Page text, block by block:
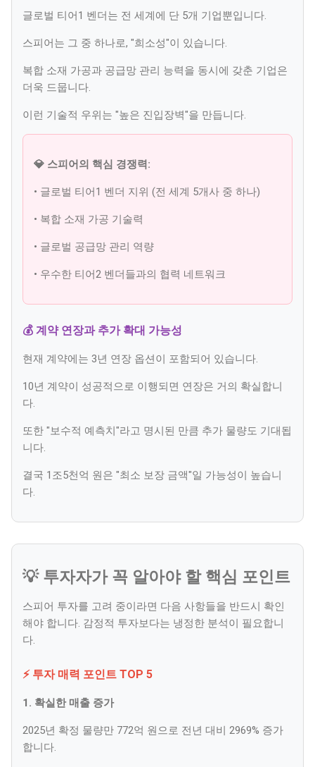
글로벌 티어1 벤더는 전 세계에 단 5개 기업뿐입니다.
스피어는 그 중 하나로, "희소성"이 있습니다.
복합 소재 가공과 공급망 관리 능력을 동시에 갖춘 기업은
더욱 드뭅니다.
이런 기술적 우위는 "높은 진입장벽"을 만듭니다.
💎 스피어의 핵심 경쟁력:
• 글로벌 티어1 벤더 지위 (전 세계 5개사 중 하나)
• 복합 소재 가공 기술력
• 글로벌 공급망 관리 역량
• 우수한 티어2 벤더들과의 협력 네트워크
💰 계약 연장과 추가 확대 가능성
현재 계약에는 3년 연장 옵션이 포함되어 있습니다.
10년 계약이 성공적으로 이행되면 연장은 거의 확실합니
다.
또한 "보수적 예측치"라고 명시된 만큼 추가 물량도 기대됩
니다.
결국 1조5천억 원은 "최소 보장 금액"일 가능성이 높습니
다.
💡 투자자가 꼭 알아야 할 핵심 포인트
스피어 투자를 고려 중이라면 다음 사항들을 반드시 확인
해야 합니다. 감정적 투자보다는 냉정한 분석이 필요합니
다.
⚡ 투자 매력 포인트 TOP 5
1. 확실한 매출 증가
2025년 확정 물량만 772억 원으로 전년 대비 2969% 증가
합니다.